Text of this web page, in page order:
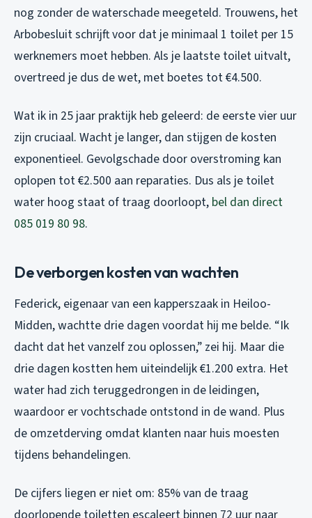
nog zonder de waterschade meegeteld. Trouwens, het
Arbobesluit schrijft voor dat je minimaal 1 toilet per 15
werknemers moet hebben. Als je laatste toilet uitvalt,
overtreed je dus de wet, met boetes tot €4.500.
Wat ik in 25 jaar praktijk heb geleerd: de eerste vier uur
zijn cruciaal. Wacht je langer, dan stijgen de kosten
exponentieel. Gevolgschade door overstroming kan
oplopen tot €2.500 aan reparaties. Dus als je toilet
water hoog staat of traag doorloopt, bel dan direct
085 019 80 98.
De verborgen kosten van wachten
Federick, eigenaar van een kapperszaak in Heiloo-
Midden, wachtte drie dagen voordat hij me belde. “Ik
dacht dat het vanzelf zou oplossen,” zei hij. Maar die
drie dagen kostten hem uiteindelijk €1.200 extra. Het
water had zich teruggedrongen in de leidingen,
waardoor er vochtschade ontstond in de wand. Plus
de omzetderving omdat klanten naar huis moesten
tijdens behandelingen.
De cijfers liegen er niet om: 85% van de traag